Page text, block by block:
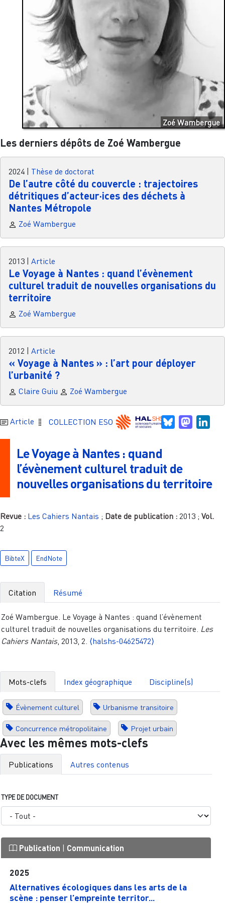
Zoé Wambergue
Les derniers dépôts de Zoé Wambergue
2024 Thèse de doctorat
De l’autre côté du couvercle : trajectoires
détritiques d’acteur·ices des déchets à
Nantes Métropole
Zoé Wambergue
2013 Article
Le Voyage à Nantes : quand l’évènement
culturel traduit de nouvelles organisations du
territoire
Zoé Wambergue
2012 Article
« Voyage à Nantes » : l’art pour déployer
l’urbanité ?
Claire Guiu Zoé Wambergue
Article COLLECTION ESO Bluesky
Le Voyage à Nantes : quand
l’évènement culturel traduit de
nouvelles organisations du territoire
Revue : Les Cahiers Nantais ; Date de publication : 2013 ; Vol.
2
BibteX EndNote
Citation Résumé
Zoé Wambergue. Le Voyage à Nantes : quand l’évènement
culturel traduit de nouvelles organisations du territoire. Les
Cahiers Nantais, 2013, 2. ⟨halshs-04625472⟩
Mots-clefs Index géographique Discipline(s)
Évènement culturel Urbanisme transitoire
Concurrence métropolitaine Projet urbain
Avec les mêmes mots-clefs
Publications Autres contenus
TYPE DE DOCUMENT
Publication | Communication
2025
Alternatives écologiques dans les arts de la
scène : penser l’empreinte territor...